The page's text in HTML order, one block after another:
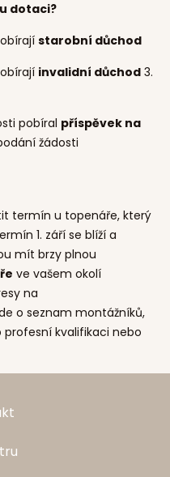
dotaci?
starobní důchod
invalidní důchod 3.
pobíral příspěvek na
žádosti
termín u topenáře, který
1. září se blíží a
mít brzy plnou
ve vašem okolí
na
o seznam montážníků,
kvalifikaci nebo